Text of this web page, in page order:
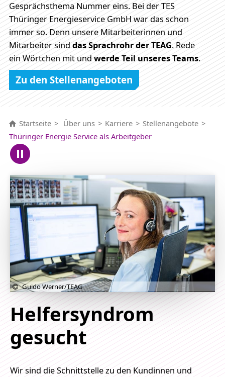
Gesprächsthema Nummer eins. Bei der TES
Thüringer Energieservice GmbH war das schon
immer so. Denn unsere Mitarbeiterinnen und
Mitarbeiter sinddas Sprachrohr der TEAG. Rede
ein Wörtchen mit undwerde Teil unseres Teams.
Zu den Stellenangeboten
Startseite Über uns Karriere
Stellenangebote
Thüringer Energie Service als Arbeitgeber
Guido Werner/TEAG
Helfersyndrom
gesucht
Wir sind die Schnittstelle zu den Kundinnen und